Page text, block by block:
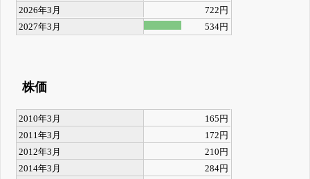
2026年3月
722円
2027年3月
534円
株価
2010年3月
165円
2011年3月
172円
2012年3月
210円
2014年3月
284円